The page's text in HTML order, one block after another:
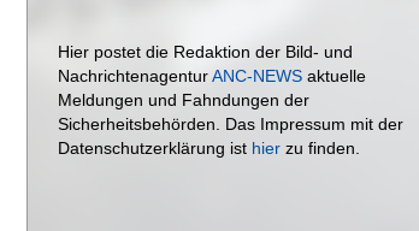
Hier postet die Redaktion der Bild- und
NachrichtenagenturANC-NEWS aktuelle
Meldungen und Fahndungen der
Sicherheitsbehörden. Das Impressum mit der
Datenschutzerklärung ist hier zu finden.